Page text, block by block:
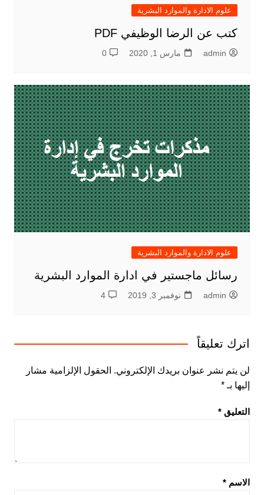
علوم الادارة والموارد البشرية
كتب عن الرضا الوظيفي PDF
admin مارس 1, 2020 0
علوم الادارة والموارد البشرية
رسائل ماجستير في ادارة الموارد البشرية
admin نوفمبر 3, 2019 4
اترك تعليقاً
لن يتم نشر عنوان بريدك الإلكتروني. الحقول الإلزامية مشار
إليها بـ *
التعليق *
الاسم *